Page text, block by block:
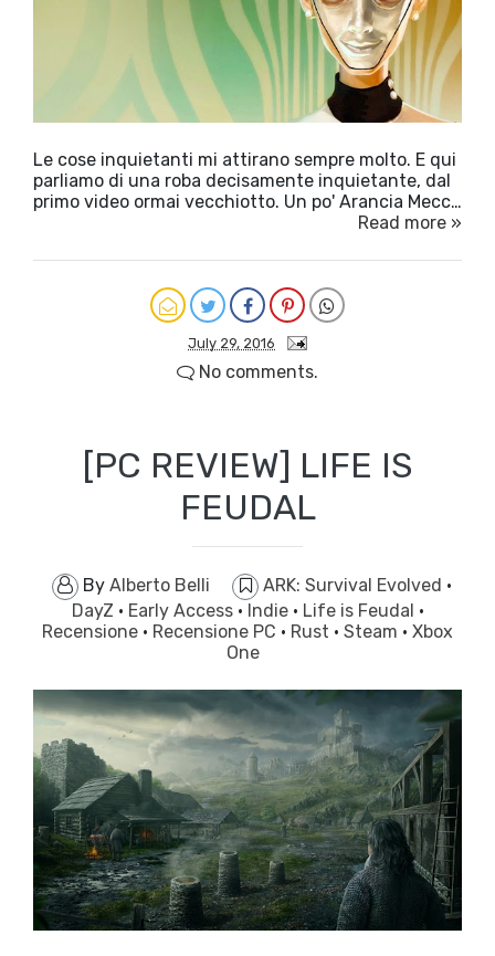
Le cose inquietanti mi attirano sempre molto. E qui
parliamo di una roba decisamente inquietante, dal
primo video ormai vecchiotto. Un po' Arancia Mecc…
Read more »
July 29, 2016
No comments.
[PC REVIEW] LIFE IS
FEUDAL
By Alberto Belli ARK: Survival Evolved ·
DayZ · Early Access · Indie · Life is Feudal ·
Recensione · Recensione PC · Rust · Steam · Xbox
One